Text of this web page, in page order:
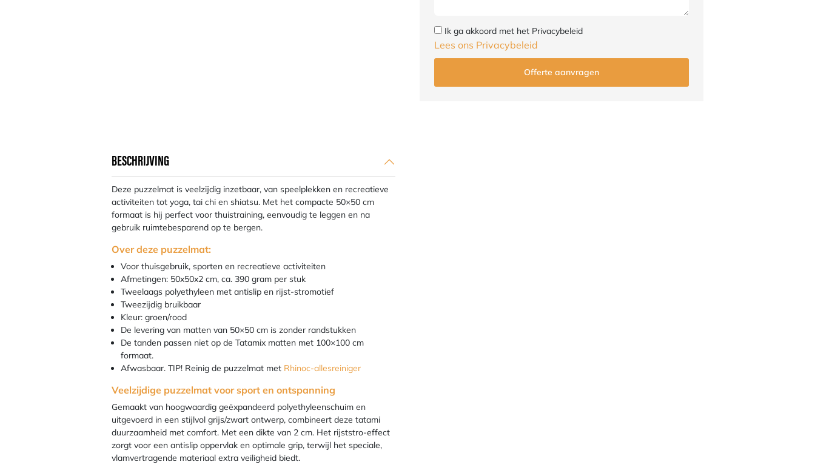
Ik ga akkoord met het Privacybeleid
Lees ons Privacybeleid
BESCHRIJVING
Deze puzzelmat is veelzijdig inzetbaar, van speelplekken en recreatieve
activiteiten tot yoga, tai chi en shiatsu. Met het compacte 50×50 cm
formaat is hij perfect voor thuistraining, eenvoudig te leggen en na
gebruik ruimtebesparend op te bergen.
Over deze puzzelmat:
Voor thuisgebruik, sporten en recreatieve activiteiten
Afmetingen: 50x50x2 cm, ca. 390 gram per stuk
Tweelaags polyethyleen met antislip en rijst-stromotief
Tweezijdig bruikbaar
Kleur: groen/rood
De levering van matten van 50×50 cm is zonder randstukken
De tanden passen niet op de Tatamix matten met 100×100 cm
formaat.
Afwasbaar. TIP! Reinig de puzzelmat met Rhinoc-allesreiniger
Veelzijdige puzzelmat voor sport en ontspanning
Gemaakt van hoogwaardig geëxpandeerd polyethyleenschuim en
uitgevoerd in een stijlvol grijs/zwart ontwerp, combineert deze tatami
duurzaamheid met comfort. Met een dikte van 2 cm. Het rijststro-effect
zorgt voor een antislip oppervlak en optimale grip, terwijl het speciale,
vlamvertragende materiaal extra veiligheid biedt.